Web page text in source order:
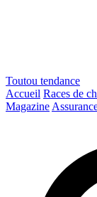
Toutou tendance
Accueil Races de
Magazine